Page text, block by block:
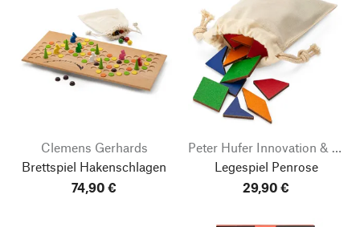
Clemens Gerhards
Brettspiel Hakenschlagen
74,90 €
Peter Hufer Innovation & Vermarktung
Legespiel Penrose
29,90 €